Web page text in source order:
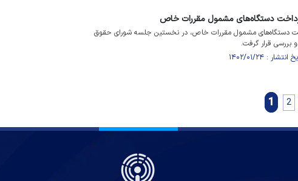
دستگاه‌های مشمول مقررات خاص
دستگاه‌های مشمول مقررات خاص، در نخستین جلسه شورای حقوق
قرار گرفت.
1 2